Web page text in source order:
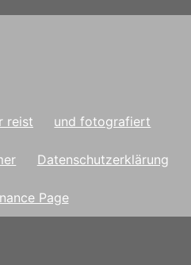
reist und fotografiert
Datenschutzerklärung
Page